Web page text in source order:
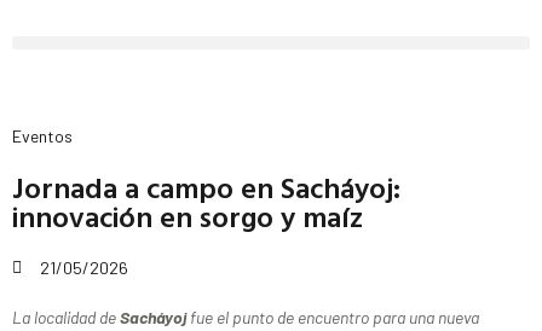
Eventos
Jornada a campo en Sacháyoj:
innovación en sorgo y maíz
21/05/2026
La localidad deSacháyojfue el punto de encuentro para una nueva